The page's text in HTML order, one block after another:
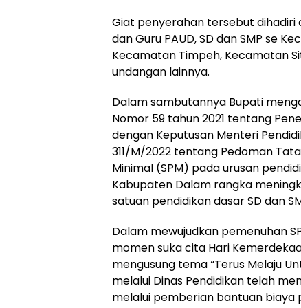
Giat penyerahan tersebut dihadiri
dan Guru PAUD, SD dan SMP se
Kecamatan Timpeh, Kecamatan
undangan lainnya.
Dalam sambutannya Bupati
Nomor 59 tahun 2021 tentang
dengan Keputusan Menteri
311/M/2022 tentang Pedoman
Minimal (SPM) pada urusan
Kabupaten Dalam rangka
satuan pendidikan dasar SD dan
Dalam mewujudkan pemenuhan
momen suka cita Hari
mengusung tema “Terus Melaju
melalui Dinas Pendidikan telah
melalui pemberian bantuan